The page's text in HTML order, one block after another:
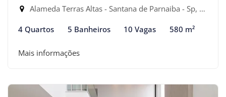
Alameda Terras Altas - Santana de Parnaiba - Sp, Santana de Parnaíba-SP
4 Quartos 5 Banheiros 10 Vagas 580 m²
Mais informações